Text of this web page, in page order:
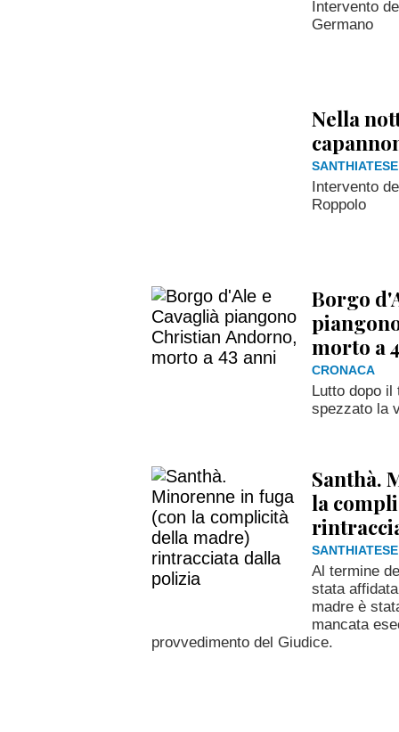
Intervento
Germano
Nella
SANTHIATESE
Intervento
Roppolo
Borgo
morto a
CRONACA
Lutto dopo il
spezzato la
Santhà.
la
SANTHIATESE
Al termine
stata
madre è
mancata
provvedimento del Giudice.